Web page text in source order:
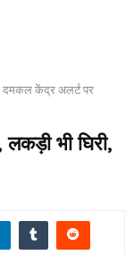
दमकल केंद्र अलर्ट पर
भी घिरी,